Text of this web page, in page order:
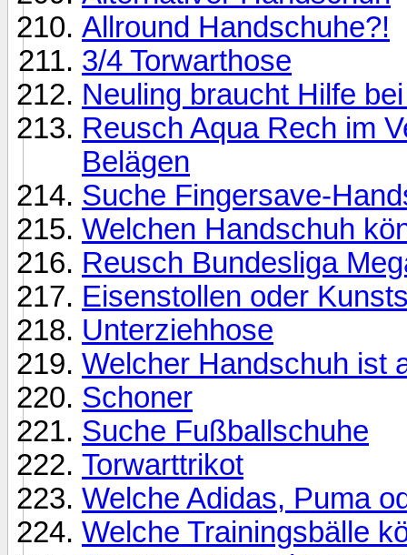
Allround Handschuhe?!
3/4 Torwarthose
Neuling braucht Hilfe
Reusch Aqua Rech im
Belägen
Suche Fingersave-
Welchen Handschuh
Reusch Bundesliga
Eisenstollen oder
Unterziehhose
Welcher Handschuh ist
Schoner
Suche Fußballschuhe
Torwarttrikot
Welche Adidas, Puma
Welche Trainingsbälle